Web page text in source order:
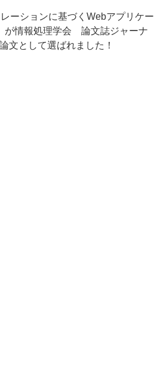
ーションに基づくWebアプリケー
が情報処理学会 論文誌ジャーナ
文として選ばれました！